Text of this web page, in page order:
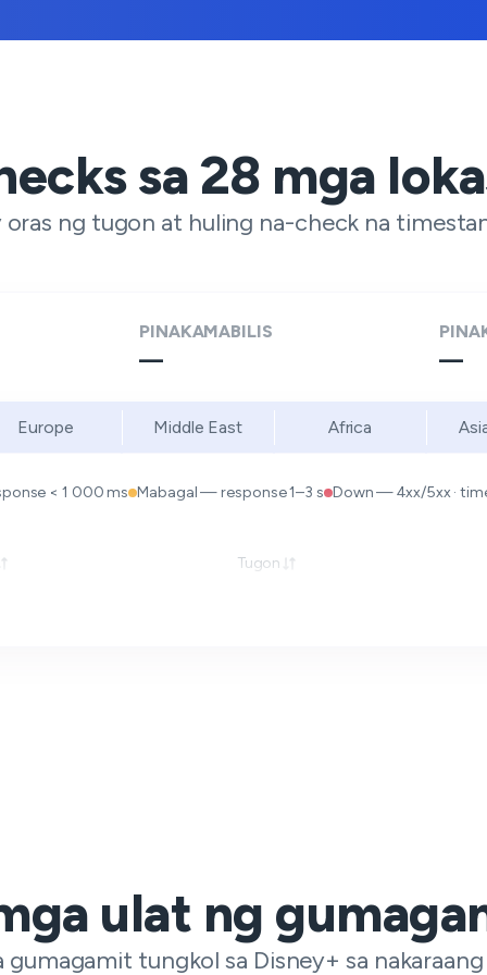
sa28 mga
ng tugon at huling na-check na
PINAKAMABILIS
— —
Europe Middle East Africa
< 1 000 ms Mabagal — response 1–3 s Down — 4xx/5xx ·
Tugon
ulat ng
tungkol sa Disney+ sa nakaraang